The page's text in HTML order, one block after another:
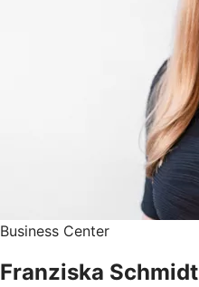
Business Center
Franziska Schmidt